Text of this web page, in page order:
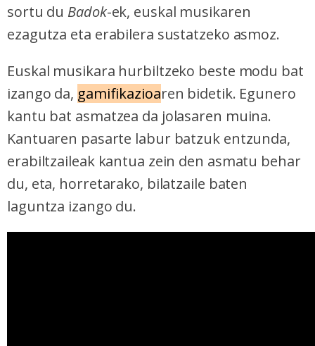
sortu du Badok-ek, euskal musikaren
ezagutza eta erabilera sustatzeko asmoz.
Euskal musikara hurbiltzeko beste modu bat
izango da, gamifikazioaren bidetik. Egunero
kantu bat asmatzea da jolasaren muina.
Kantuaren pasarte labur batzuk entzunda,
erabiltzaileak kantua zein den asmatu behar
du, eta, horretarako, bilatzaile baten
laguntza izango du.